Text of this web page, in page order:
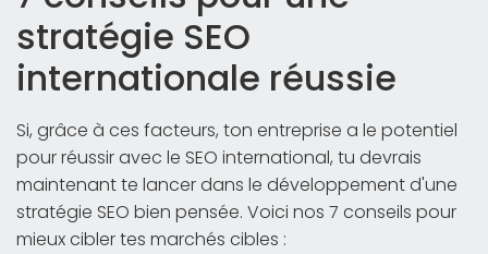
stratégie SEO
internationale réussie
Si, grâce à ces facteurs, ton entreprise a le potentiel
pour réussir avec le SEO international, tu devrais
maintenant te lancer dans le développement d'une
stratégie SEO bien pensée. Voici nos 7 conseils pour
mieux cibler tes marchés cibles :